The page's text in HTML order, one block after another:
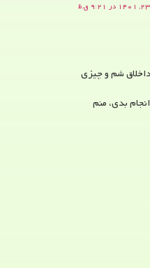
شم و چیزی
بدی، منم